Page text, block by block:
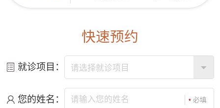
快速预约
就诊项目：
您的姓名：